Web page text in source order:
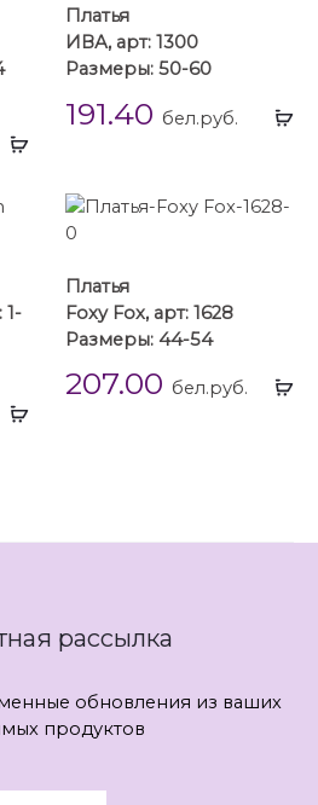
Выбрать
Платья
ИВА, арт: 1300
Размеры: 50-60
191.40 бел.руб.
Выбрать
1-
Платья
Foxy Fox, арт: 1628
Размеры: 44-54
207.00 бел.руб.
рассылка
обновления из ваших
продуктов